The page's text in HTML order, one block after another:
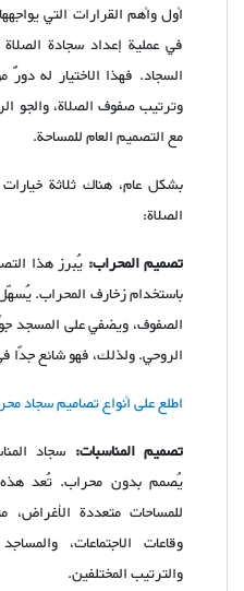
أول وأهم القرارات التي
في عملية إعداد سجادة
السجاد. فهذا الاختيار له دورٌ
وترتيب صفوف الصلاة، والجو
مع التصميم العام للمساحة.
بشكل عام، هناك ثلاثة
الصلاة:
تصميم المحراب: يُبرز هذا
باستخدام زخارف المحراب.
الصفوف، ويضفي على المسجد
الروحي. ولذلك، فهو شائع جدًا
اطلع على أنواع تصاميم سجاد
تصميم المناسبات: سجاد
يُصمم بدون محراب. تُعد هذه
للمساحات متعددة الأغراض،
وقاعات الاجتماعات،
والترتيب المختلفين.